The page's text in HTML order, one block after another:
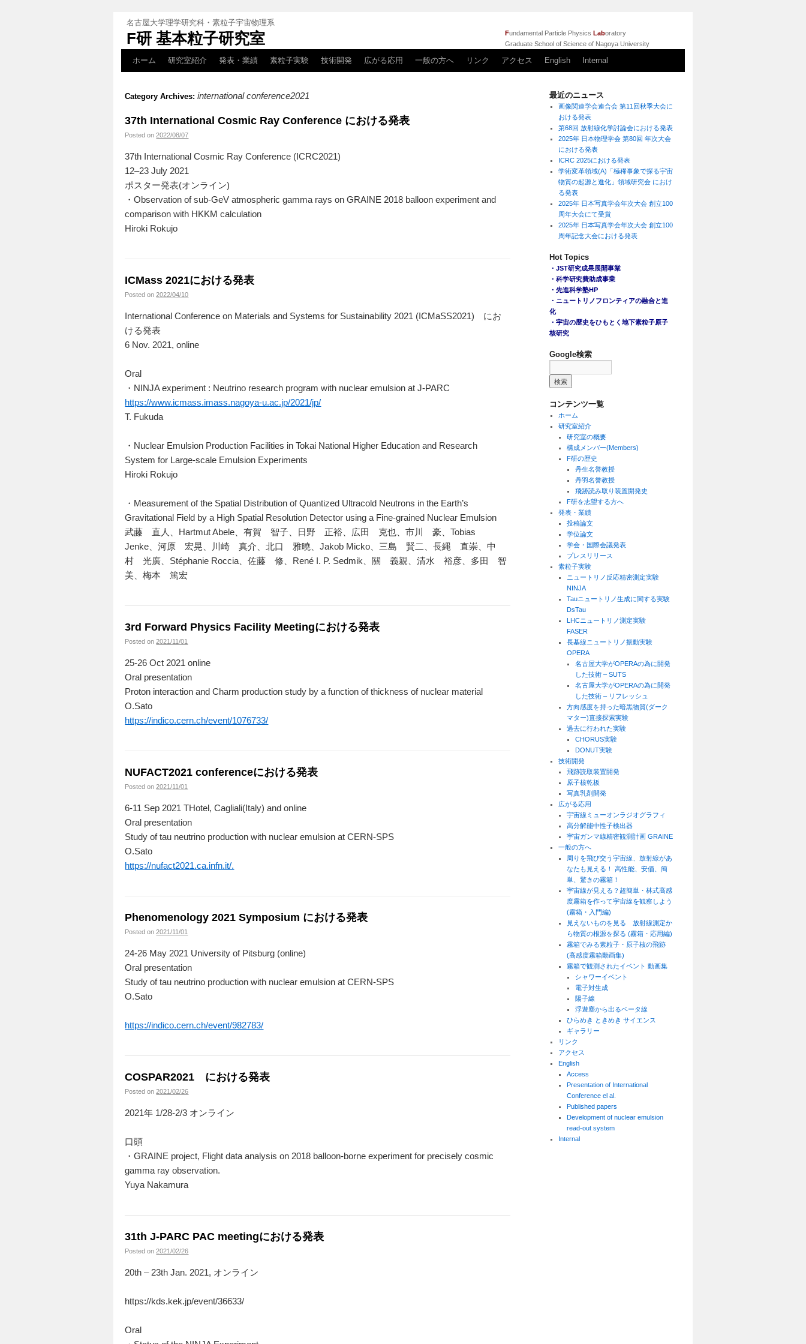
名古屋大学理学研究科・素粒子宇宙物理系
F研 基本粒子研究室 Fundamental Particle Physics Laboratory
Graduate School of Science of Nagoya University
ホーム 研究室紹介 発表・業績 素粒子実験 技術開発 広がる応用 一般の方へ リンク アクセス English Internal
Category Archives:international conference2021
37th International Cosmic Ray Conference における発表
Posted on 2022/08/07
37th International Cosmic Ray Conference (ICRC2021)
12–23 July 2021
ポスター発表(オンライン)
・Observation of sub-GeV atmospheric gamma rays on GRAINE 2018 balloon experiment and
comparison with HKKM calculation
Hiroki Rokujo
ICMass 2021における発表
Posted on 2022/04/10
International Conference on Materials and Systems for Sustainability 2021 (ICMaSS2021) にお
ける発表
6 Nov. 2021, online
Oral
・NINJA experiment : Neutrino research program with nuclear emulsion at J-PARC
https://www.icmass.imass.nagoya-u.ac.jp/2021/jp/
T. Fukuda
・Nuclear Emulsion Production Facilities in Tokai National Higher Education and Research
System for Large-scale Emulsion Experiments
Hiroki Rokujo
・Measurement of the Spatial Distribution of Quantized Ultracold Neutrons in the Earth’s
Gravitational Field by a High Spatial Resolution Detector using a Fine-grained Nuclear Emulsion
武藤 直人、Hartmut Abele、有賀 智子、日野 正裕、広田 克也、市川 豪、Tobias
Jenke、河原 宏晃、川崎 真介、北口 雅曉、Jakob Micko、三島 賢二、長縄 直崇、中
村 光廣、Stéphanie Roccia、佐藤 修、René I. P. Sedmik、關 義親、清水 裕彦、多田 智
美、梅本 篤宏
3rd Forward Physics Facility Meetingにおける発表
Posted on 2021/11/01
25-26 Oct 2021 online
Oral presentation
Proton interaction and Charm production study by a function of thickness of nuclear material
O.Sato
https://indico.cern.ch/event/1076733/
NUFACT2021 conferenceにおける発表
Posted on 2021/11/01
6-11 Sep 2021 THotel, Cagliali(Italy) and online
Oral presentation
Study of tau neutrino production with nuclear emulsion at CERN-SPS
O.Sato
https://nufact2021.ca.infn.it/.
Phenomenology 2021 Symposium における発表
Posted on 2021/11/01
24-26 May 2021 University of Pitsburg (online)
Oral presentation
Study of tau neutrino production with nuclear emulsion at CERN-SPS
O.Sato
https://indico.cern.ch/event/982783/
COSPAR2021 における発表
Posted on 2021/02/26
2021年 1/28-2/3 オンライン
口頭
・GRAINE project, Flight data analysis on 2018 balloon-borne experiment for precisely cosmic
gamma ray observation.
Yuya Nakamura
31th J-PARC PAC meetingにおける発表
Posted on 2021/02/26
20th – 23th Jan. 2021, オンライン
https://kds.kek.jp/event/36633/
Oral
最近のニュース
画像関連学会連合会 第11回秋季大会に
おける発表
第68回 放射線化学討論会における発表
2025年 日本物理学会 第80回 年次大会
における発表
ICRC 2025における発表
学術変革領域(A)「極稀事象で探る宇宙
物質の起源と進化」領域研究会 におけ
る発表
2025年 日本写真学会年次大会 創立100
周年大会にて受賞
2025年 日本写真学会年次大会 創立100
周年記念大会における発表
Hot Topics
・JST研究成果展開事業
・科学研究費助成事業
・先進科学塾HP
・ニュートリノフロンティアの融合と進
化
・宇宙の歴史をひもとく地下素粒子原子
核研究
Google検索
コンテンツ一覧
ホーム
研究室紹介
研究室の概要
構成メンバー(Members)
F研の歴史
丹生名誉教授
丹羽名誉教授
飛跡読み取り装置開発史
F研を志望する方へ
発表・業績
投稿論文
学位論文
学会・国際会議発表
プレスリリース
素粒子実験
ニュートリノ反応精密測定実験
NINJA
Tauニュートリノ生成に関する実験
DsTau
LHCニュートリノ測定実験
FASER
長基線ニュートリノ振動実験
OPERA
名古屋大学がOPERAの為に開発
した技術 – SUTS
名古屋大学がOPERAの為に開発
した技術 – リフレッシュ
方向感度を持った暗黒物質(ダーク
マター)直接探索実験
過去に行われた実験
CHORUS実験
DONUT実験
技術開発
飛跡読取装置開発
原子核乾板
写真乳剤開発
広がる応用
宇宙線ミューオンラジオグラフィ
高分解能中性子検出器
宇宙ガンマ線精密観測計画 GRAINE
一般の方へ
周りを飛び交う宇宙線、放射線があ
なたも見える！ 高性能、安価、簡
単、驚きの霧箱！
宇宙線が見える？超簡単・林式高感
度霧箱を作って宇宙線を観察しよう
(霧箱・入門編)
見えないものを見る 放射線測定か
ら物質の根源を探る (霧箱・応用編)
霧箱でみる素粒子・原子核の飛跡
(高感度霧箱動画集)
霧箱で観測されたイベント 動画集
シャワーイベント
電子対生成
陽子線
浮遊塵から出るベータ線
ひらめき ときめき サイエンス
ギャラリー
リンク
アクセス
English
Access
Presentation of International
Conference el al.
Published papers
Development of nuclear emulsion
read-out system
Internal